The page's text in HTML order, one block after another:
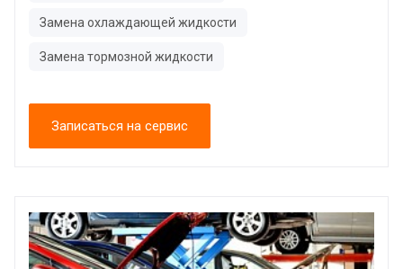
Замена охлаждающей жидкости
Замена тормозной жидкости
Записаться на сервис